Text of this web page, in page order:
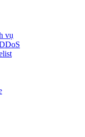
vụ